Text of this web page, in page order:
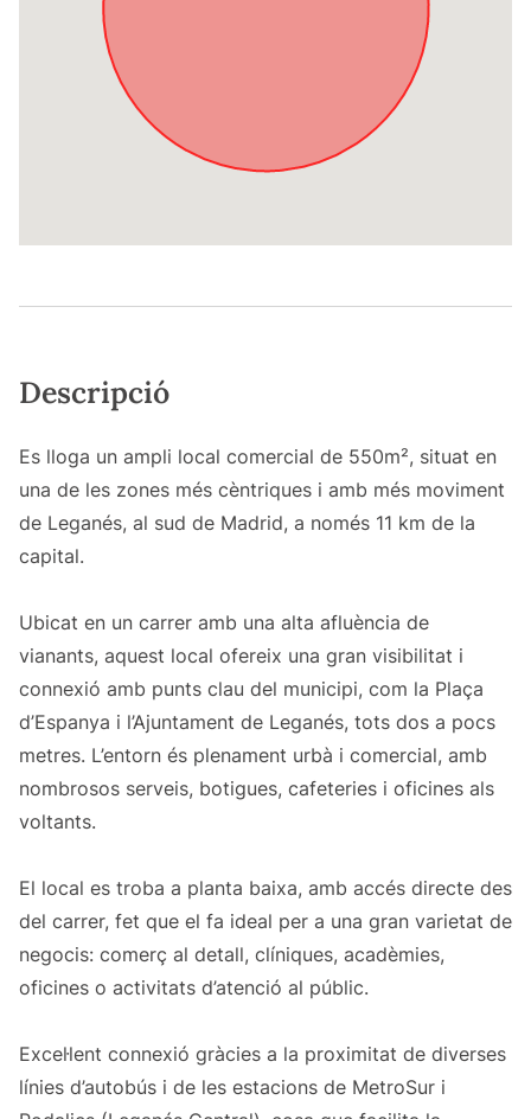
Descripció
Es lloga un ampli local comercial de 550m², situat en
una de les zones més cèntriques i amb més moviment
de Leganés, al sud de Madrid, a només 11 km de la
capital.
Ubicat en un carrer amb una alta afluència de
vianants, aquest local ofereix una gran visibilitat i
connexió amb punts clau del municipi, com la Plaça
d’Espanya i l’Ajuntament de Leganés, tots dos a pocs
metres. L’entorn és plenament urbà i comercial, amb
nombrosos serveis, botigues, cafeteries i oficines als
voltants.
El local es troba a planta baixa, amb accés directe des
del carrer, fet que el fa ideal per a una gran varietat de
negocis: comerç al detall, clíniques, acadèmies,
oficines o activitats d’atenció al públic.
Excel·lent connexió gràcies a la proximitat de diverses
línies d’autobús i de les estacions de MetroSur i